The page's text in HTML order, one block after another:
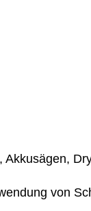
Akkusägen,
von